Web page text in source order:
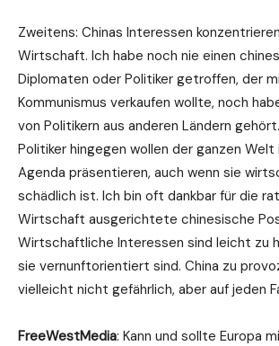
Zweitens: Chinas Interessen
Wirtschaft. Ich habe noch nie einen
Diplomaten oder Politiker getroffen, der
Kommunismus verkaufen wollte, noch
von Politikern aus anderen Ländern
Politiker hingegen wollen der ganzen Welt
Agenda präsentieren, auch wenn sie
schädlich ist. Ich bin oft dankbar für die
Wirtschaft ausgerichtete chinesische
Wirtschaftliche Interessen sind leicht zu
sie vernunftorientiert sind. China zu
vielleicht nicht gefährlich, aber auf jeden
FreeWestMedia: Kann und sollte Europa